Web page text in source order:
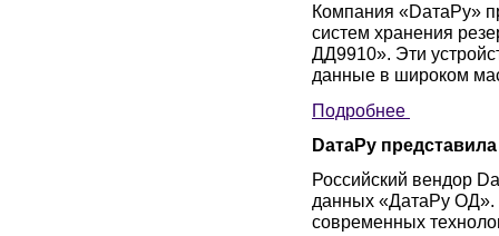
Компания «DатаРу»
систем хранения
ДД9910». Эти
данные в широком
Подробнее
DатаРу
Российский вендор
данных «ДатаРу ОД».
современных